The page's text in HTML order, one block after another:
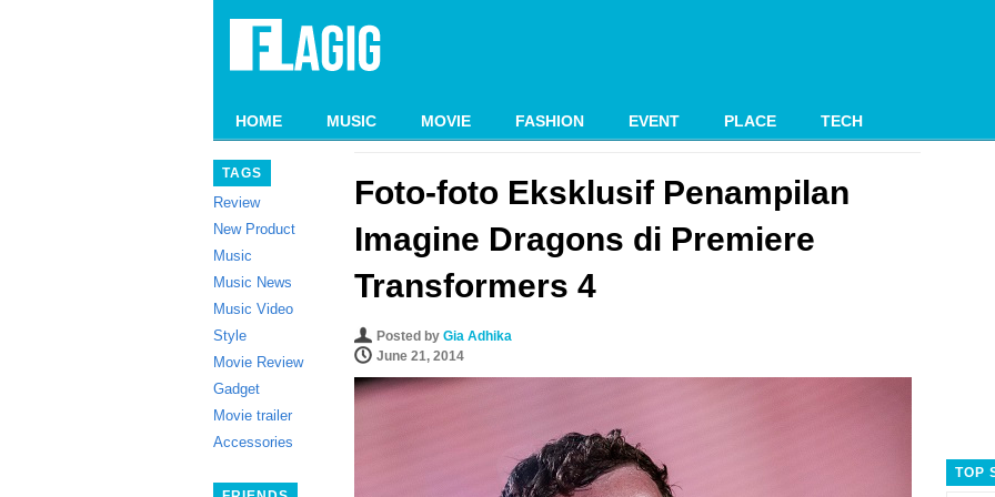
HOME MUSIC MOVIE FASHION EVENT PLACE TECH
TAGS
Review
New Product
Music
Music News
Music Video
Style
Movie Review
Gadget
Movie trailer
Accessories
Foto-foto Eksklusif Penampilan
Imagine Dragons di Premiere
Transformers 4
Posted by Gia Adhika
June 21, 2014
TOP